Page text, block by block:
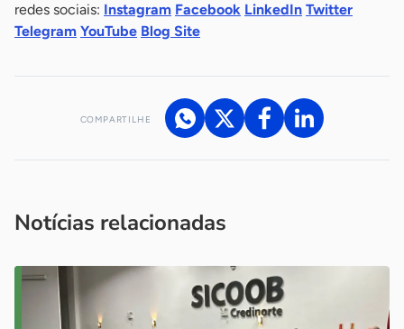
redes sociais: Instagram Facebook LinkedIn Twitter
Telegram YouTube Blog Site
COMPARTILHE
Notícias relacionadas